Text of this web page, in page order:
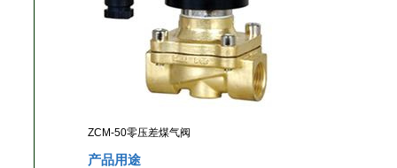
ZCM-50零压差煤气阀
产品用途